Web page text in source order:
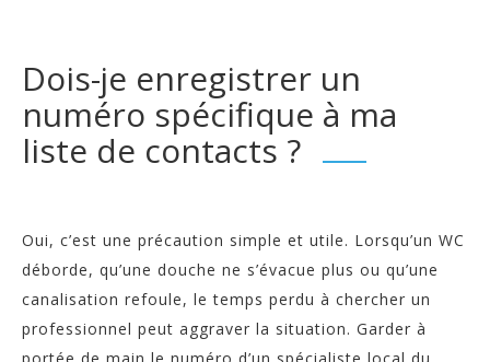
Dois-je enregistrer un
numéro spécifique à ma
liste de contacts ?
Oui, c’est une précaution simple et utile. Lorsqu’un WC
déborde, qu’une douche ne s’évacue plus ou qu’une
canalisation refoule, le temps perdu à chercher un
professionnel peut aggraver la situation. Garder à